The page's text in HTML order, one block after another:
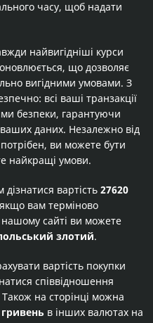
часу, щоб надати
найвигідніші курси
що дозволяє
вигідними умовами. З
всі ваші транзакції
безпеки, гарантуючи
ваших даних. Незалежно від
ви можете бути
найкращі умови.
вартість 27620
вам терміново
сайті ви можете
злотий.
вартість покупки
співвідношення
Також на сторінці можна
в інших валютах на